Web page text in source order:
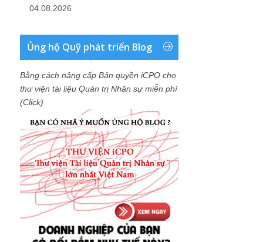
04.08.2026
Ủng hộ Quỹ phát triển Blog
Bằng cách nâng cấp Bản quyền iCPO cho
thư viện tài liệu Quản trị Nhân sự miễn phí
(Click)